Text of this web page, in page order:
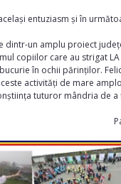
entuziasm și în
dintr-un amplu proiect
copiilor care au strigat LA
în ochii părinților.
activități de mare
tuturor mândria de a